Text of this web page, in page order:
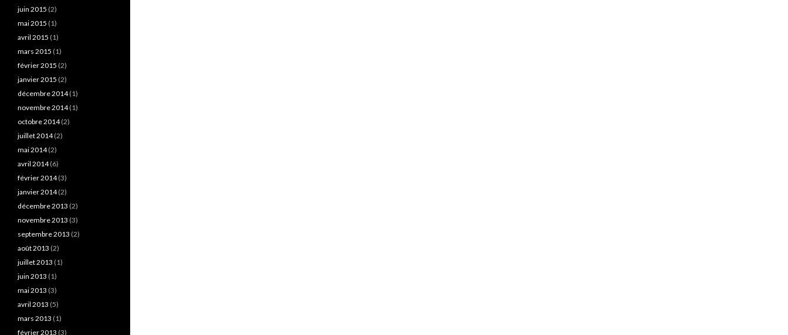
juin 2015 (2)
mai 2015 (1)
avril 2015 (1)
mars 2015 (1)
février 2015 (2)
janvier 2015 (2)
décembre 2014(1)
novembre 2014(1)
octobre 2014(2)
juillet 2014(2)
mai 2014(2)
avril 2014(6)
février 2014(3)
janvier 2014(2)
décembre 2013 (2)
novembre 2013 (3)
septembre 2013 (2)
août 2013 (2)
juillet 2013 (1)
juin 2013 (1)
mai 2013 (3)
avril 2013 (5)
mars 2013 (1)
février 2013 (3)